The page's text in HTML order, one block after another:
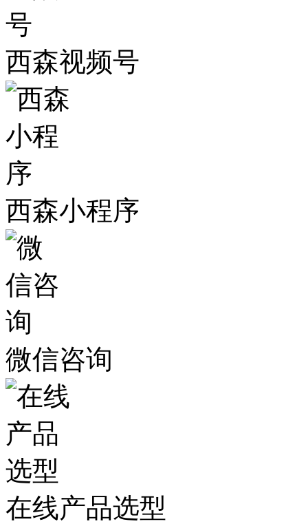
西森视频号
西森小程序
微信咨询
在线产品选型